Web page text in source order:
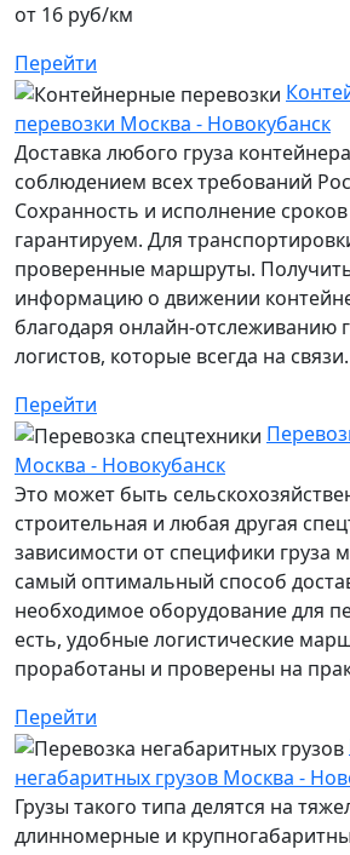
от 16 руб/км
Перейти
перевозки Москва - Новокубанск
Доставка любого груза
соблюдением всех требований
Сохранность и исполнение сроков
гарантируем. Для
проверенные маршруты.
информацию о движении
благодаря онлайн-отслеживанию
логистов, которые всегда на связи.
Перейти
Москва - Новокубанск
Это может быть
строительная и любая другая
зависимости от специфики груза
самый оптимальный способ
необходимое оборудование для
есть, удобные логистические
проработаны и проверены на
Перейти
негабаритных грузов Москва -
Грузы такого типа делятся на
длинномерные и